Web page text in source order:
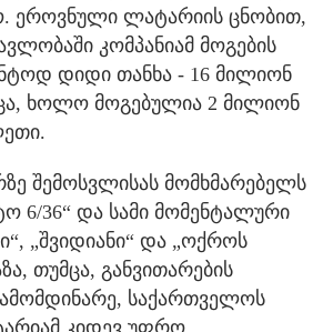
ეროვნული ლატარიის ცნობით,
კომპანიამ მოგების
დიდი თანხა - 16 მილიონ
ხოლო მოგებულია 2 მილიონ
შემოსვლისას მომხმარებელს
6/36“ და სამი მომენტალური
„შვიდიანი“ და „ოქროს
თუმცა, განვითარების
საქართველოს
კიდევ უფრო